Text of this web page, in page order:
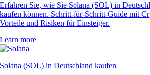
Erfahren Sie, wie Sie Solana (SOL) in
kaufen können. Schritt-für-Schritt-Guide mit
Vorteile und Risiken für Einsteiger.
Learn more
Solana (SOL) in Deutschland kaufen